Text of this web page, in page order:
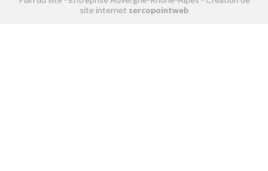
site internet sercopointweb